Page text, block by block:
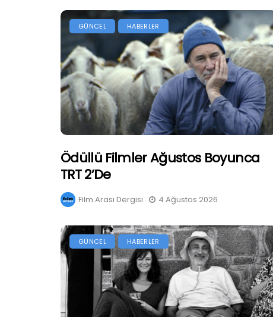
GÜNCEL HABERLER
Ödüllü Filmler Ağustos Boyunca
TRT 2’de
Film Arası Dergisi 4 Ağustos 2026
GÜNCEL HABERLER